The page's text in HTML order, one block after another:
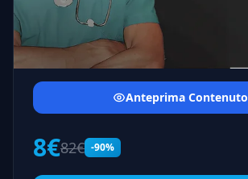
Anteprima Contenuto
8€82€ -90%